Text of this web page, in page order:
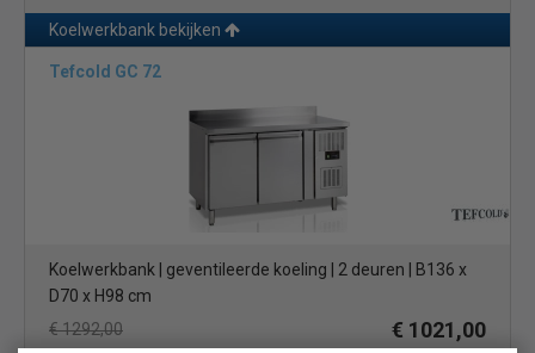
Koelwerkbank bekijken
Tefcold GC 72
Koelwerkbank | geventileerde koeling | 2 deuren | B136 x
D70 x H98 cm
€ 1292,00
€ 1021,00